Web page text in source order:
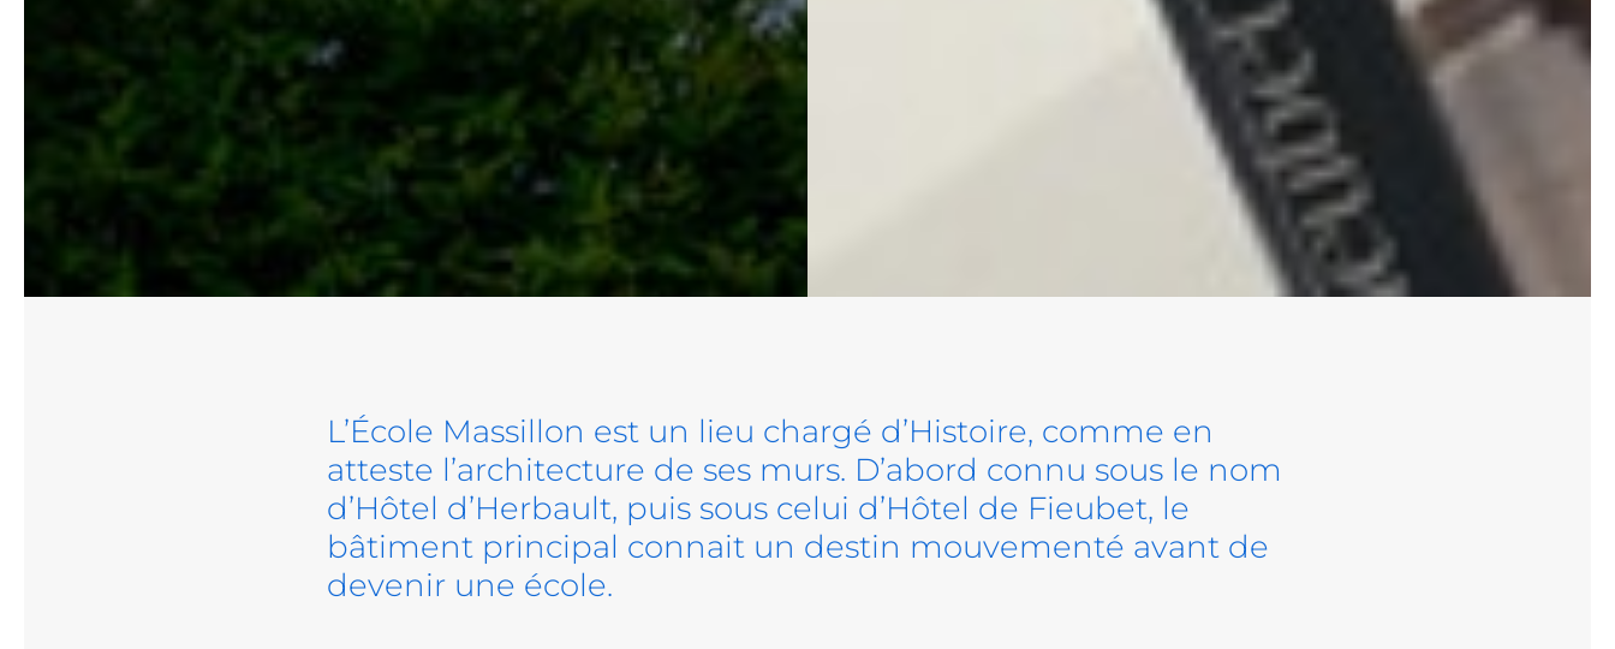
L’École Massillon est un lieu chargé d’Histoire, comme en
atteste l’architecture de ses murs. D’abord connu sous le nom
d’Hôtel d’Herbault, puis sous celui d’Hôtel de Fieubet, le
bâtiment principal connait un destin mouvementé avant de
devenir une école.